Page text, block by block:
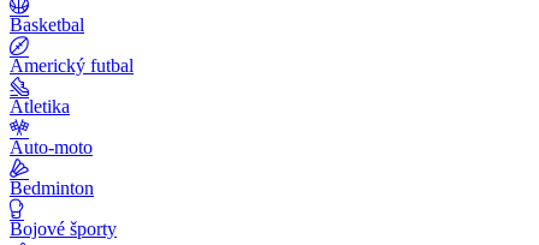
Basketbal
Americký futbal
Atletika
Auto-moto
Bedminton
Bojové športy